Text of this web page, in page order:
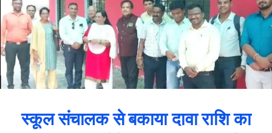
स्कूल संचालक से बकाया दावा राशि का